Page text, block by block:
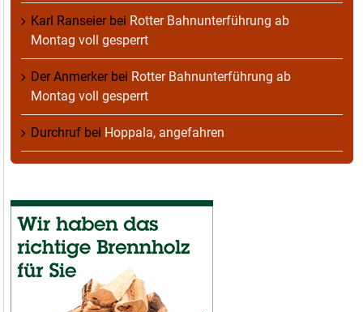
Karl Ranseierbei Rotter Bahnunterführung ab
Montag voll gesperrt
Der Anmerkerbei Rotter Bahnunterführung ab
Montag voll gesperrt
Durchruf bei Hoppala, angefahren